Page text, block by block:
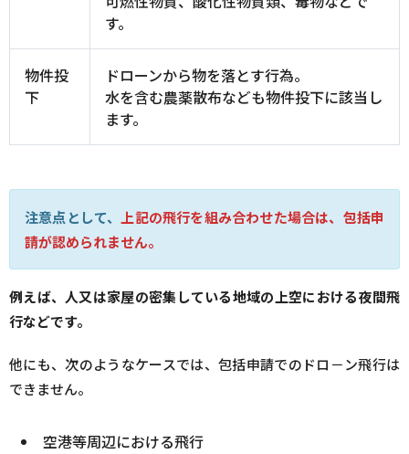
す。
物件投
下
ドローンから物を落とす行為。
水を含む農薬散布なども物件投下に該当し
ます。
注意点として、上記の飛行を組み合わせた場合は、包括申
請が認められません。
例えば、人又は家屋の密集している地域の上空における夜間飛
行などです。
他にも、次のようなケースでは、包括申請でのドロ－ン飛行は
できません。
空港等周辺における飛行